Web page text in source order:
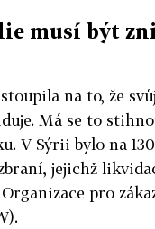
musí být
na to, že
Má se to
V Sýrii bylo na
jejichž
pro